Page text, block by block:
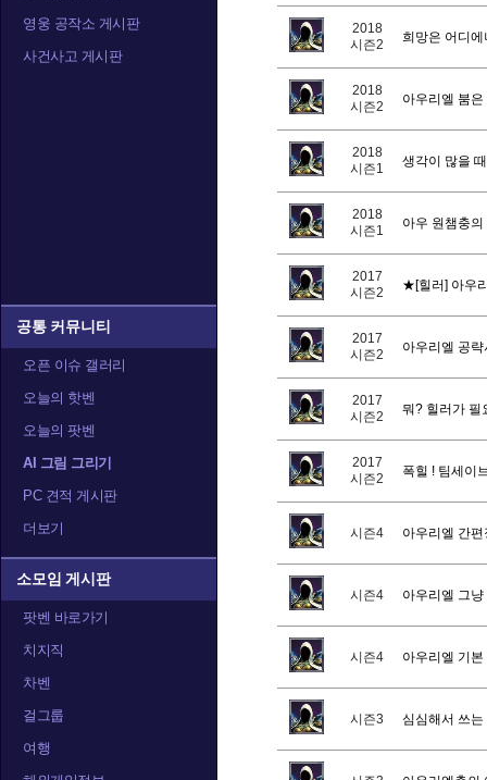
영웅 공작소 게시판
사건사고 게시판
공통 커뮤니티
오픈 이슈 갤러리
오늘의 핫벤
오늘의 팟벤
AI 그림 그리기
PC 견적 게시판
더보기
소모임 게시판
팟벤 바로가기
치지직
차벤
걸그룹
여행
2018
시즌2
희망은 어디
2018
시즌2
아우리엘 붐은
2018
시즌1
생각이 많을
2018
시즌1
아우 원챔충
2017
시즌2
★[힐러] 아우
2017
시즌2
아우리엘 공략
2017
시즌2
뭐? 힐러가 필
2017
시즌2
폭힐 ! 팀세이
시즌4 아우리엘 간편
시즌4 아우리엘 그
시즌4 아우리엘 기본
시즌3 심심해서 쓰